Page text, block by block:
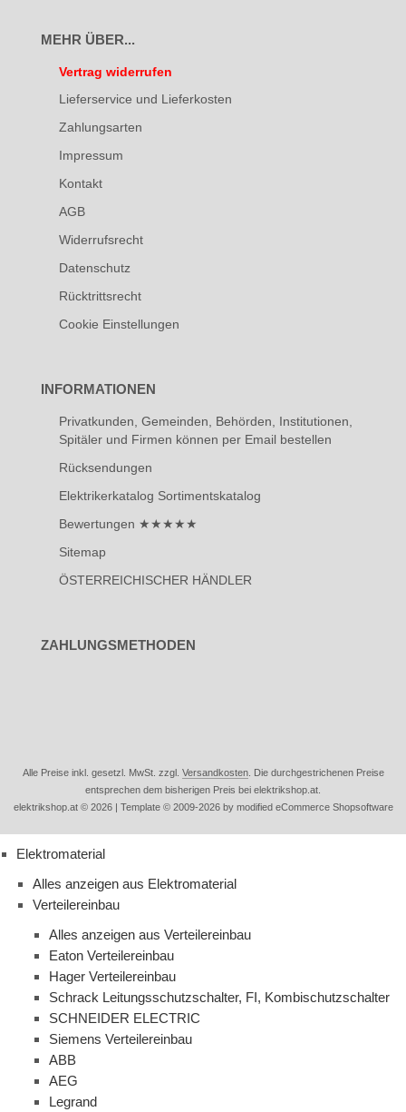
MEHR ÜBER...
Vertrag widerrufen
Lieferservice und Lieferkosten
Zahlungsarten
Impressum
Kontakt
AGB
Widerrufsrecht
Datenschutz
Rücktrittsrecht
Cookie Einstellungen
INFORMATIONEN
Privatkunden, Gemeinden, Behörden, Institutionen,
Spitäler und Firmen können per Email bestellen
Rücksendungen
Elektrikerkatalog Sortimentskatalog
Bewertungen ★★★★★
Sitemap
ÖSTERREICHISCHER HÄNDLER
ZAHLUNGSMETHODEN
Alle Preise inkl. gesetzl. MwSt. zzgl. Versandkosten. Die durchgestrichenen Preise
entsprechen dem bisherigen Preis bei elektrikshop.at.
elektrikshop.at © 2026 | Template © 2009-2026 by modified eCommerce Shopsoftware
Elektromaterial
Alles anzeigen aus Elektromaterial
Verteilereinbau
Alles anzeigen aus Verteilereinbau
Eaton Verteilereinbau
Hager Verteilereinbau
Schrack Leitungsschutzschalter, FI, Kombischutzschalter
SCHNEIDER ELECTRIC
Siemens Verteilereinbau
ABB
AEG
Legrand